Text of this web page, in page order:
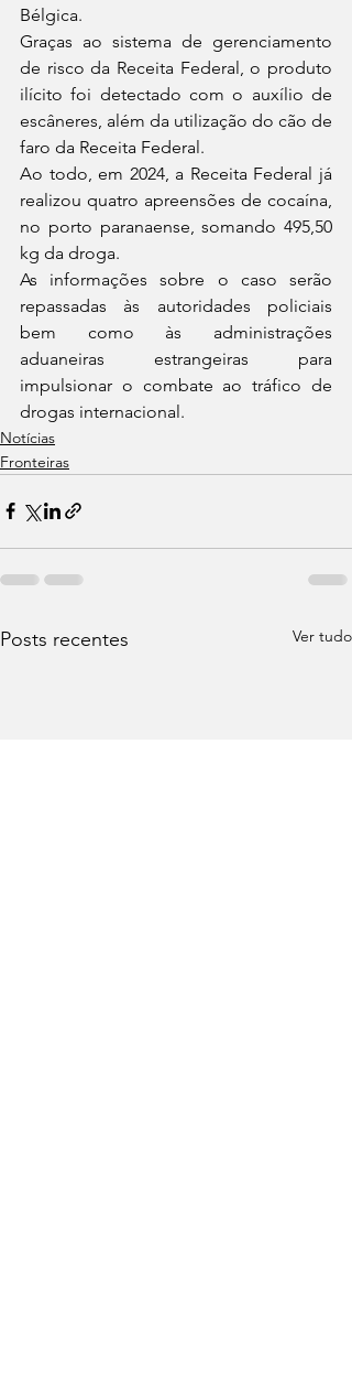
Bélgica.
Graças ao sistema de gerenciamento
de risco da Receita Federal, o produto
ilícito foi detectado com o auxílio de
escâneres, além da utilização do cão de
faro da Receita Federal.
Ao todo, em 2024, a Receita Federal já
realizou quatro apreensões de cocaína,
no porto paranaense, somando 495,50
kg da droga.
As informações sobre o caso serão
repassadas às autoridades policiais
bem como às administrações
aduaneiras estrangeiras para
impulsionar o combate ao tráfico de
drogas internacional.
Notícias
Fronteiras
Posts recentes Ver tudo